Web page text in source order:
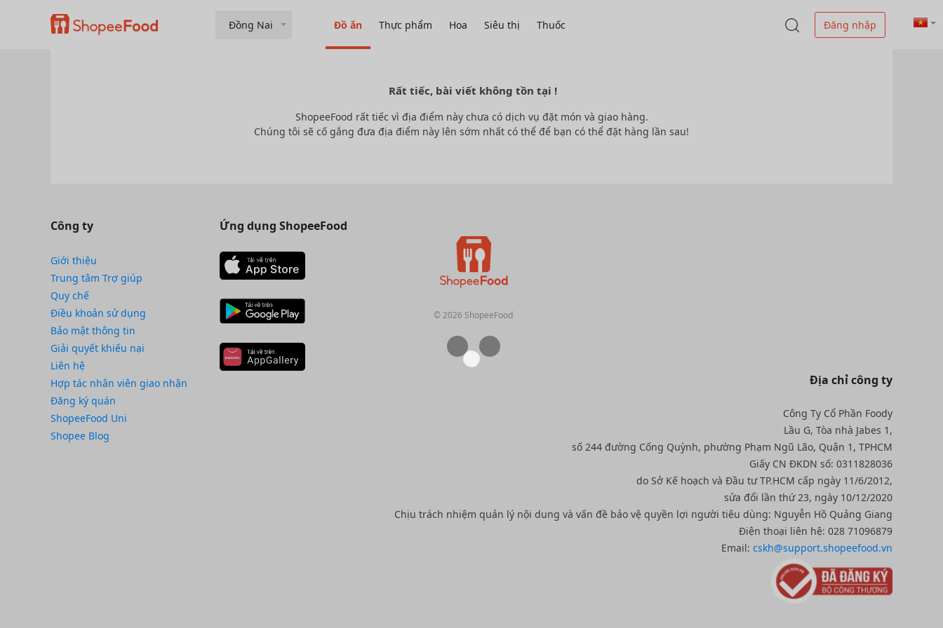
Đồng Nai Đồ ăn Thực phẩm Hoa Siêu thị Thuốc Đăng nhập
Rất tiếc, bài viết không tồn tại !
ShopeeFood rất tiếc vì địa điểm này chưa có dịch vụ đặt món và giao hàng.
Chúng tôi sẽ cố gắng đưa địa điểm này lên sớm nhất có thể để bạn có thể đặt hàng lần sau!
Công ty
Giới thiệu
Trung tâm Trợ giúp
Quy chế
Điều khoản sử dụng
Bảo mật thông tin
Giải quyết khiếu nại
Liên hệ
Hợp tác nhân viên giao nhận
Đăng ký quán
ShopeeFood Uni
Shopee Blog
Ứng dụng ShopeeFood
© 2026 ShopeeFood
Địa chỉ công ty
Công Ty Cổ Phần Foody
Lầu G, Tòa nhà Jabes 1,
số 244 đường Cống Quỳnh, phường Phạm Ngũ Lão, Quận 1, TPHCM
Giấy CN ĐKDN số: 0311828036
do Sở Kế hoạch và Đầu tư TP.HCM cấp ngày 11/6/2012,
sửa đổi lần thứ 23, ngày 10/12/2020
Chịu trách nhiệm quản lý nội dung và vấn đề bảo vệ quyền lợi người tiêu dùng: Nguyễn Hồ Quảng Giang
Điện thoại liên hệ: 028 71096879
Email: cskh@support.shopeefood.vn